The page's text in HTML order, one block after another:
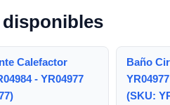
Calefactor
- YR04977
Baño
(SKU: